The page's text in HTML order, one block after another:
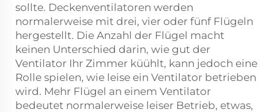
sollte. Deckenventilatoren werden
normalerweise mit drei, vier oder fünf Flügeln
hergestellt. Die Anzahl der Flügel macht
keinen Unterschied darin, wie gut der
Ventilator Ihr Zimmer küühlt, kann jedoch eine
Rolle spielen, wie leise ein Ventilator betrieben
wird. Mehr Flügel an einem Ventilator
bedeutet normalerweise leiser Betrieb, etwas,